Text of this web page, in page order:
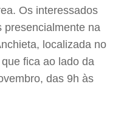
Os interessados
presencialmente na
localizada no
fica ao lado da
das 9h às